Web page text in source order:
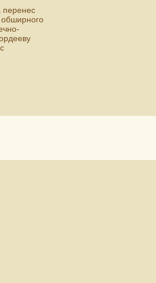
перенес